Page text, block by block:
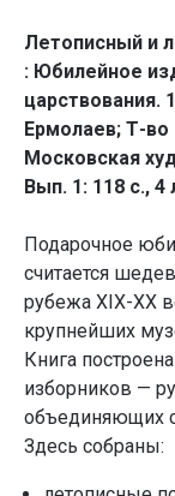
Летописный и
: Юбилейное
царствования.
Ермолаев; Т-
Московская
Вып. 1: 118 с., 4
Подарочное
считается
рубежа XIX-XX
крупнейших
Книга
изборников —
объединяющих
Здесь собраны: